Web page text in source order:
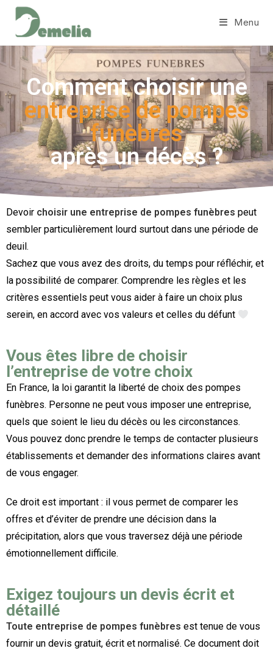
Menu
Comment choisir une
entreprise de pompes
funèbres
après un décès ?
Devoir choisir une entreprise de pompes funèbres peut
sembler particulièrement lourd surtout dans une période de
deuil.
Sachez que vous avez des droits, du temps pour réfléchir, et
la possibilité de comparer. Comprendre les règles et les
critères essentiels peut vous aider à faire un choix plus
serein, en accord avec vos valeurs et celles du défunt
Vous êtes libre de choisir
l’entreprise de votre choix
En France, la loi garantit la liberté de choix des pompes
funèbres. Personne ne peut vous imposer une entreprise,
quels que soient le lieu du décès ou les circonstances.
Vous pouvez donc prendre le temps de contacter plusieurs
établissements et demander des informations claires avant
de vous engager.
Ce droit est important : il vous permet de comparer les
offres et d’éviter de prendre une décision dans la
précipitation, alors que vous traversez déjà une période
émotionnellement difficile.
Exigez toujours un devis écrit et
détaillé
Toute entreprise de pompes funèbres est tenue de vous
fournir un devis gratuit, écrit et normalisé. Ce document doit